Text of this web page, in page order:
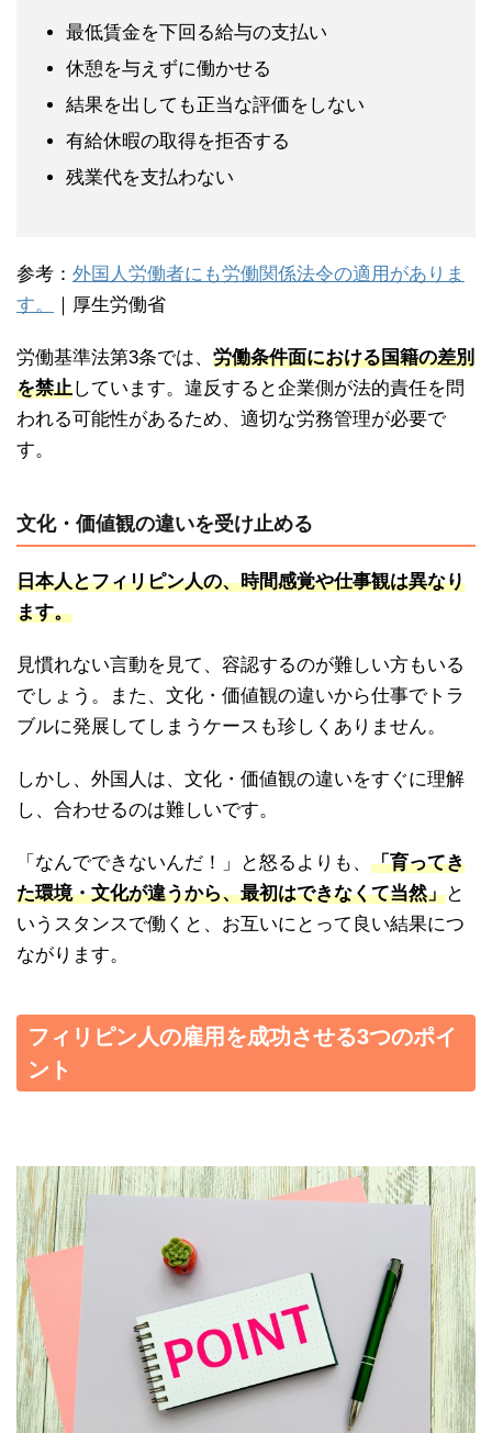
最低賃金を下回る給与の支払い
休憩を与えずに働かせる
結果を出しても正当な評価をしない
有給休暇の取得を拒否する
残業代を支払わない
参考： 外国人労働者にも労働関係法令の適用がありま
す。
｜厚生労働省
労働基準法第3条では、 労働条件面における国籍の差別
を禁止しています。違反すると企業側が法的責任を問
われる可能性があるため、適切な労務管理が必要で
す。
文化・価値観の違いを受け止める
日本人とフィリピン人の、時間感覚や仕事観は異なり
ます。
見慣れない言動を見て、容認するのが難しい方もいる
でしょう。また、文化・価値観の違いから仕事でトラ
ブルに発展してしまうケースも珍しくありません。
しかし、外国人は、文化・価値観の違いをすぐに理解
し、合わせるのは難しいです。
「なんでできないんだ！」と怒るよりも、 「育ってき
た環境・文化が違うから、最初はできなくて当然」と
いうスタンスで働くと、お互いにとって良い結果につ
ながります。
フィリピン人の雇用を成功させる3つのポイ
ント